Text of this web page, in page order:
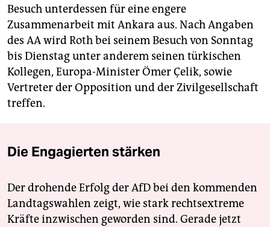
Besuch unterdessen für eine engere
Zusammenarbeit mit Ankara aus. Nach Angaben
des AA wird Roth bei seinem Besuch von Sonntag
bis Dienstag unter anderem seinen türkischen
Kollegen, Europa-Minister Ömer Çelik, sowie
Vertreter der Opposition und der Zivilgesellschaft
treffen.
Die Engagierten stärken
Der drohende Erfolg der AfD bei den kommenden
Landtagswahlen zeigt, wie stark rechtsextreme
Kräfte inzwischen geworden sind. Gerade jetzt